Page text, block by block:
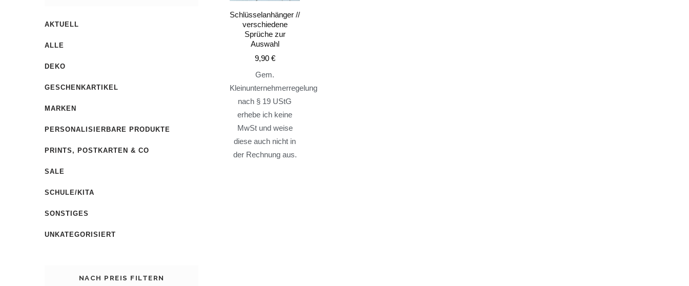
Schlüsselanhänger //
verschiedene
Sprüche zur
Auswahl
9,90 €
Gem.
Kleinunternehmerregelung
nach § 19 UStG
erhebe ich keine
MwSt und weise
diese auch nicht in
der Rechnung aus.
AKTUELL
ALLE
DEKO
GESCHENKARTIKEL
MARKEN
PERSONALISIERBARE PRODUKTE
PRINTS, POSTKARTEN & CO
SALE
SCHULE/KITA
SONSTIGES
UNKATEGORISIERT
NACH PREIS FILTERN